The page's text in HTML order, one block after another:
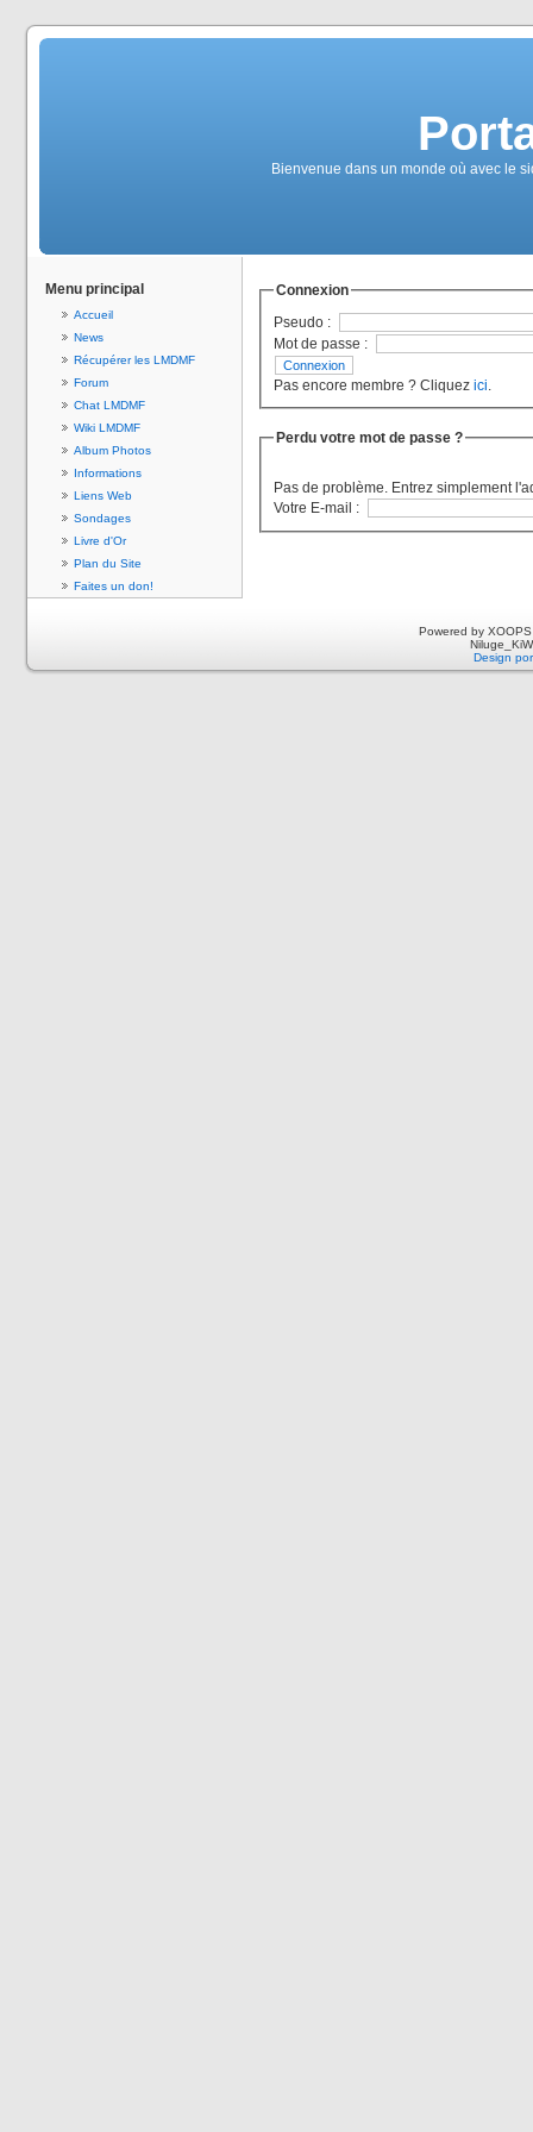
Bienvenue dans un monde où avec le
Menu principal
Accueil
News
Récupérer les LMDMF
Forum
Chat LMDMF
Wiki LMDMF
Album Photos
Informations
Liens Web
Sondages
Livre d'Or
Plan du Site
Faites un don!
Connexion
Pseudo :
Mot de passe :
Pas encore membre ? Cliquez ici.
Perdu votre mot de passe ?
Pas de problème. Entrez simplement
Votre E-mail :
Powered by
Design